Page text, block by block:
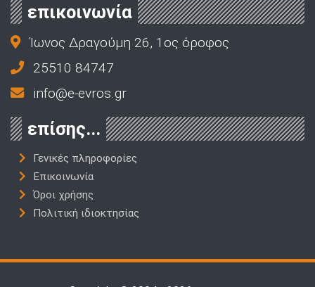
επικοινωνία
Ίωνος Δραγούμη 26, 1ος όροφος
25510 84747
info@e-evros.gr
επίσης...
Γενικές πληροφορίες
Επικοινωνία
Όροι χρήσης
Πολιτική ιδιοκτησίας